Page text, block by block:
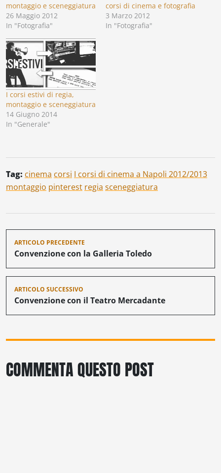
montaggio e sceneggiatura
26 Maggio 2012
In "Fotografia"
corsi di cinema e fotografia
3 Marzo 2012
In "Fotografia"
I corsi estivi di regia,
montaggio e sceneggiatura
14 Giugno 2014
In "Generale"
Tag: cinema corsi I corsi di cinema a Napoli 2012/2013
montaggio pinterest regia sceneggiatura
Navigazione
articoli
ARTICOLO PRECEDENTE
Convenzione con la Galleria Toledo
ARTICOLO SUCCESSIVO
Convenzione con il Teatro Mercadante
COMMENTA QUESTO POST